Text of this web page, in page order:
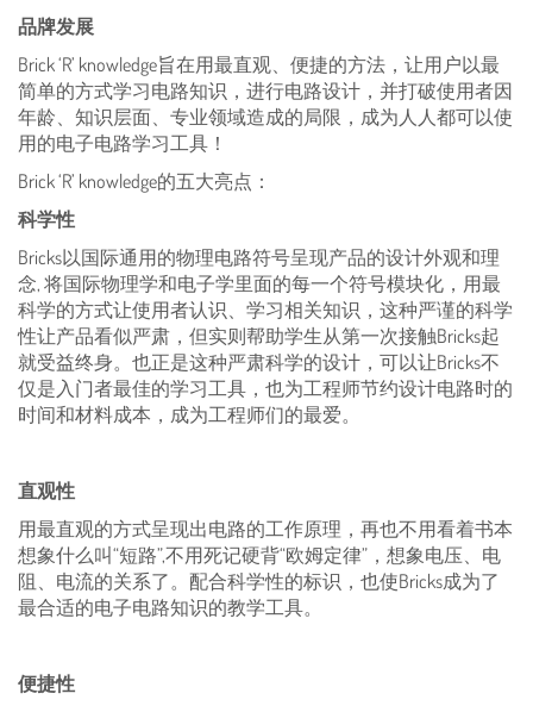
品牌发展
Brick ‘R’ knowledge旨在用最直观、便捷的方法，让用户以最
简单的方式学习电路知识，进行电路设计，并打破使用者因
年龄、知识层面、专业领域造成的局限，成为人人都可以使
用的电子电路学习工具！
Brick ‘R’ knowledge的五大亮点：
科学性
Bricks以国际通用的物理电路符号呈现产品的设计外观和理
念, 将国际物理学和电子学里面的每一个符号模块化，用最
科学的方式让使用者认识、学习相关知识，这种严谨的科学
性让产品看似严肃，但实则帮助学生从第一次接触Bricks起
就受益终身。也正是这种严肃科学的设计，可以让Bricks不
仅是入门者最佳的学习工具，也为工程师节约设计电路时的
时间和材料成本，成为工程师们的最爱。
直观性
用最直观的方式呈现出电路的工作原理，再也不用看着书本
想象什么叫“短路”,不用死记硬背“欧姆定律”，想象电压、电
阻、电流的关系了。配合科学性的标识，也使Bricks成为了
最合适的电子电路知识的教学工具。
便捷性